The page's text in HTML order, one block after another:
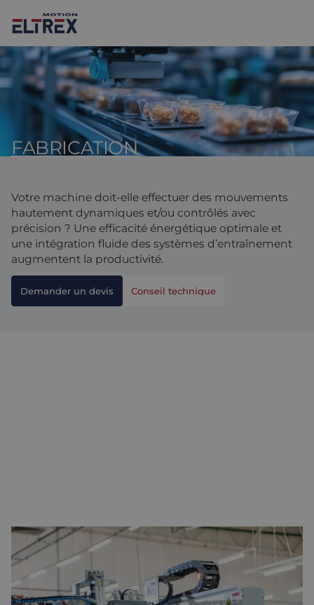
Nos solutions
Entraînements et contrôleurs
Mécanique
Solutions de contrôle de mouvement
Agroalimentaire
Intralogistique
Sciences de la vie
Projects
Marques
Actualités
Nous Contacter
FABRICATION
Votre machine doit-elle effectuer des mouvements
hautement dynamiques et/ou contrôlés avec
précision ? Une efficacité énergétique optimale et
une intégration fluide des systèmes d’entraînement
augmentent la productivité.
Demander un devis Conseil technique
OPTIMISATION DANS LA CONSTRUCTION DE MACHINES
Dans l’industrie manufacturière, les applications de motion
control sont indispensables pour optimiser les processus de
production et accroître l’efficacité. Ces technologies permettent